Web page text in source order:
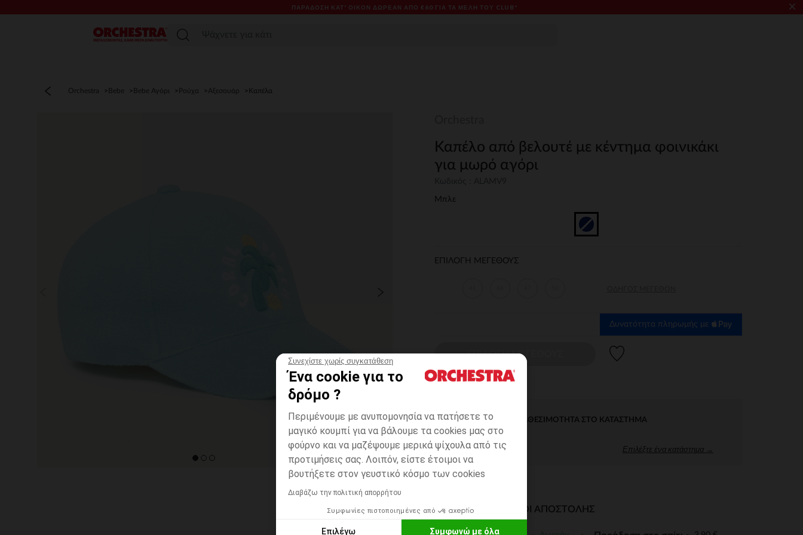
Συνεχίστε χωρίς συγκατάθεση
Ένα cookie για το
δρόμο ?
Περιμένουμε με ανυπομονησία να πατήσετε το
μαγικό κουμπί για να βάλουμε τα cookies μας στο
φούρνο και να μαζέψουμε μερικά ψίχουλα από τις
προτιμήσεις σας. Λοιπόν, είστε έτοιμοι να
βουτήξετε στον γευστικό κόσμο των cookies
Διαβάζω την πολιτική απορρήτου
Συμφωνίες πιστοποιημένες από
Επιλέγω Συμφωνώ με όλα
ΠΑΡΆΔΟΣΗ ΚΑΤ' ΟΊΚΟΝ ΔΩΡΕΑΝ ΑΠΌ €60 ΓΙΑ ΤΑ ΜΈΛΗ ΤΟΥ CLUB* ×
Μενού
Orchestra Bebe Bebe Αγόρι Ρούχα Αξεσουάρ Καπέλα
Καπέλο από βελουτέ με κέντημα φοινικάκι
για μωρό αγόρι
Μπλε
ΕΠΙΛΟΓΗ ΜΕΓΕΘΟΥΣ
Δυνατότητα πληρωμής με
ΕΠΙΛΟΓΗ ΜΕΓΕΘΟΥΣ
ΆΜΕΣΗ ΔΙΑΘΕΣΙΜΌΤΗΤΑ ΣΤΟ ΚΑΤΆΣΤΗΜΑ
Επιλέξτε ένα κατάστημα →
ΔΙΑΘΈΣΙΜΟΙ ΤΡΌΠΟΙ ΑΠΟΣΤΟΛΉΣ